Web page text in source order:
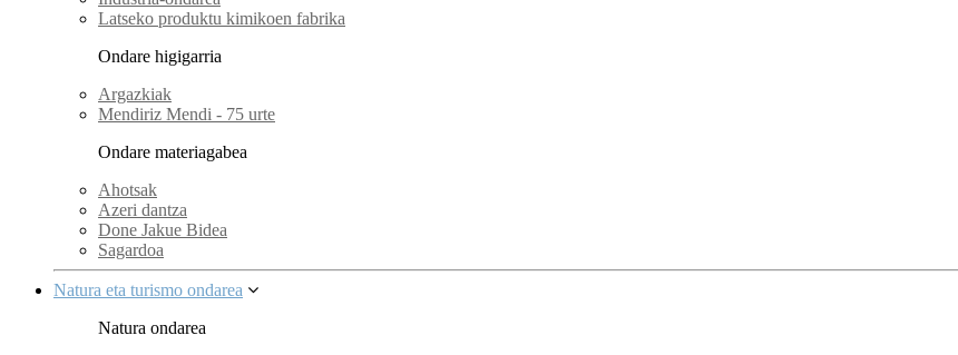
Latseko produktu kimikoen fabrika
Ondare higigarria
Argazkiak
Mendiriz Mendi - 75 urte
Ondare materiagabea
Ahotsak
Azeri dantza
Done Jakue Bidea
Sagardoa
Natura eta turismo ondarea
Natura ondarea